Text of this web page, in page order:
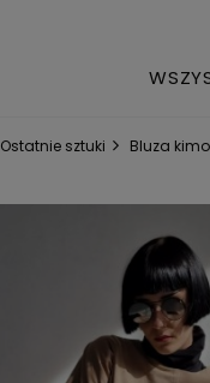
Ostatnie sztuki Bluza